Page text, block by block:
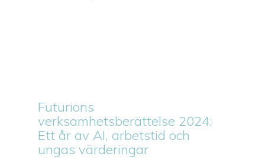
Futurions
verksamhetsberättelse 2024:
Ett år av AI, arbetstid och
ungas värderingar